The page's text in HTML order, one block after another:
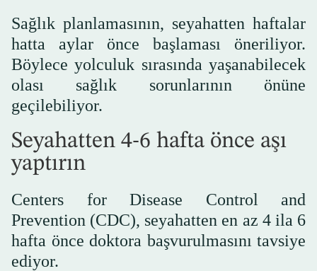
Sağlık planlamasının, seyahatten haftalar
hatta aylar önce başlaması öneriliyor.
Böylece yolculuk sırasında yaşanabilecek
olası sağlık sorunlarının önüne
geçilebiliyor.
Seyahatten 4-6 hafta önce aşı
yaptırın
Centers for Disease Control and
Prevention (CDC), seyahatten en az 4 ila 6
hafta önce doktora başvurulmasını tavsiye
ediyor.